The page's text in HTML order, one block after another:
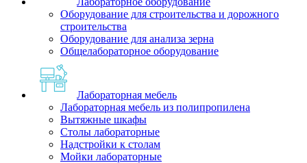
Оборудование для строительства и дорожного
строительства
Оборудование для анализа зерна
Общелабораторное оборудование
Лабораторная мебель
Лабораторная мебель из полипропилена
Вытяжные шкафы
Столы лабораторные
Надстройки к столам
Мойки лабораторные